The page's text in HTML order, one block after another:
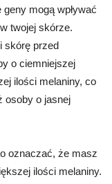
mogą wpływać
twojej skórze.
skórę przed
o ciemniejszej
ilości melaniny, co
osoby o jasnej
oznaczać, że masz
ilości melaniny.